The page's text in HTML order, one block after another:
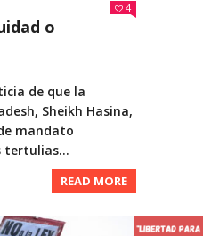
Los
PCOE Jul
4
o
de que la
Sheikh Hasina,
mandato
tertulias...
READ MORE